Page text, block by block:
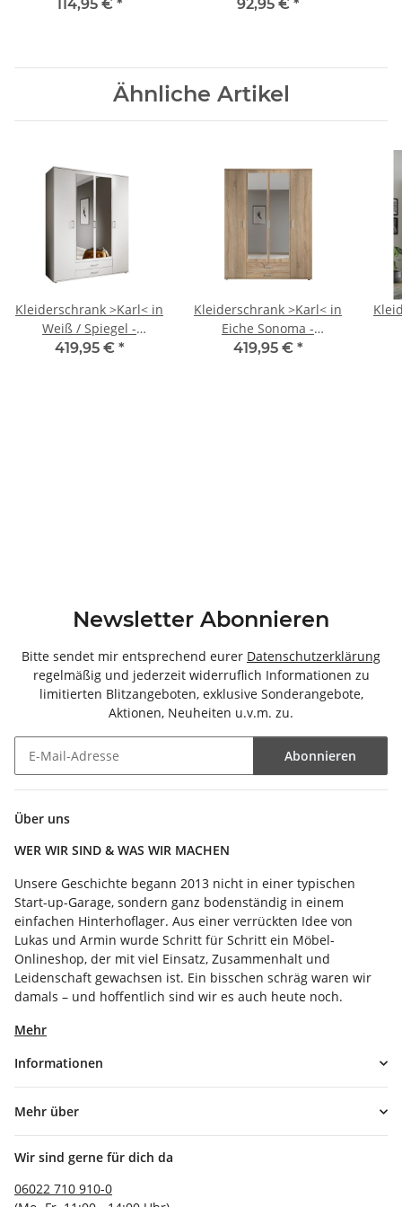
114,95 € * 92,95 € *
Ähnliche Artikel
Kleiderschrank >Karl< in
Weiß / Spiegel -
159x196x54cm (BxHxT)
419,95 € *
Kleiderschrank >Karl< in
Eiche Sonoma -
159x196x54cm (BxHxT)
419,95 € *
Newsletter Abonnieren
Bitte sendet mir entsprechend eurer Datenschutzerklärung
regelmäßig und jederzeit widerruflich Informationen zu
limitierten Blitzangeboten, exklusive Sonderangebote,
Aktionen, Neuheiten u.v.m. zu.
Abonnieren
Über uns
WER WIR SIND & WAS WIR MACHEN
Unsere Geschichte begann 2013 nicht in einer typischen
Start-up-Garage, sondern ganz bodenständig in einem
einfachen Hinterhoflager. Aus einer verrückten Idee von
Lukas und Armin wurde Schritt für Schritt ein Möbel-
Onlineshop, der mit viel Einsatz, Zusammenhalt und
Leidenschaft gewachsen ist. Ein bisschen schräg waren wir
damals – und hoffentlich sind wir es auch heute noch.
Mehr
Informationen
Mehr über
Wir sind gerne für dich da
06022 710 910-0